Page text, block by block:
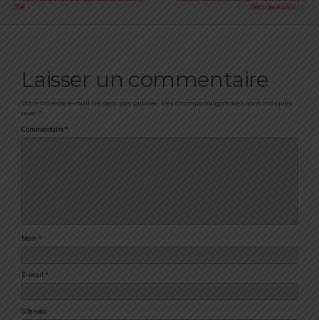
35€ !
Destinée Au KV !
Laisser un commentaire
Votre adresse e-mail ne sera pas publiée. Les champs obligatoires sont indiqués
avec *
Commentaire *
Nom *
E-mail *
Site web